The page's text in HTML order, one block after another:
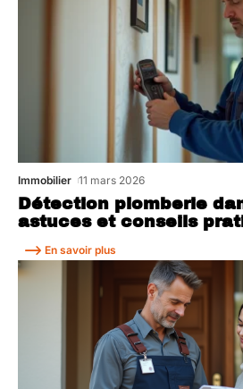
Détection plomberie
astuces et conseils
Immobilier 11 mars 2026
En savoir plus